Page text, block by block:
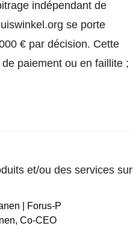
indépendant de
se porte
€ par décision. Cette
paiement ou en faillite ;
et/ou des services sur
, Co-CEO